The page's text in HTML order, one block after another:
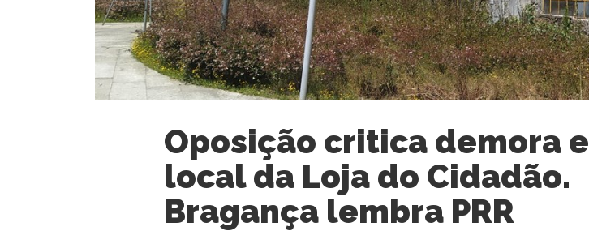
Oposição critica demora e
local da Loja do Cidadão.
Bragança lembra PRR